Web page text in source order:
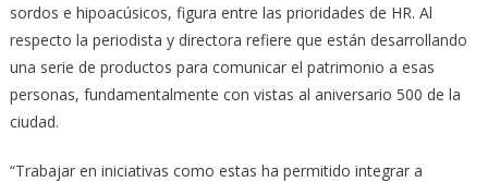
sordos e hipoacúsicos, figura entre las prioridades de HR. Al
respecto la periodista y directora refiere que están desarrollando
una serie de productos para comunicar el patrimonio a esas
personas, fundamentalmente con vistas al aniversario 500 de la
ciudad.
“Trabajar en iniciativas como estas ha permitido integrar a